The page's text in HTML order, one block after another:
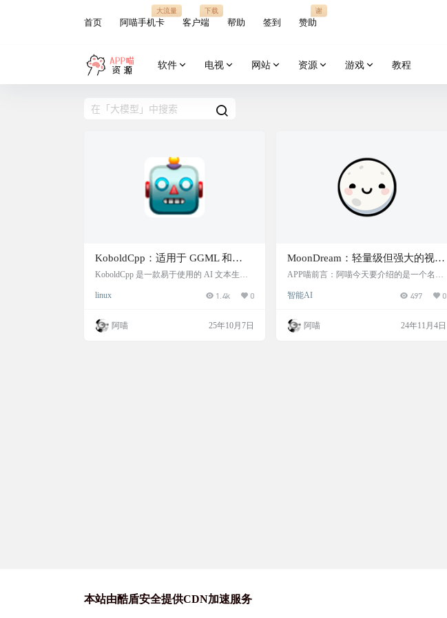
首页 阿喵手机卡
大流量
客户端
下载
帮助 签到 赞助
谢
软件 电视 网站 资源 游戏 教程
KoboldCpp：适用于 GGML 和
GGUF 模型的本地大模型部署运行
要文件，直接运行
KoboldCpp 是一款易于使用的 AI 文本生成
感源自最初的KoboldAI。它是一个独立的可
其他强大的功能. 刚开始在本地跑大模型，
往往要折腾环境依赖、库文件兼容，体验极
linux 1.4k 0
阿喵 25年10月7日
MoonDream：轻量级但强大的视觉
大语言模型，能够在多种设备上运
答等，为用户提供与图像相关的自
APP喵前言：阿喵今天要介绍的是一个名为
巧，功能却十分强大。MoonDream能够在大
生成相关的自然语言描述。它支持图像识
别、生成描述和问答等多种功能，是一个真
智能AI 497 0
阿喵 24年11月4日
本站由酷盾安全提供CDN加速服务